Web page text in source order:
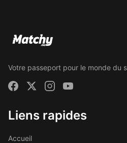
Votre passeport pour le monde du
Liens rapides
Accueil